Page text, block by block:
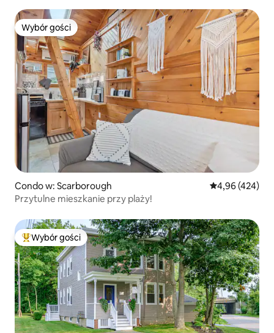
Wybór gości
Wybór gości
Condo w: Scarborough Średnia
4,96 (424)
Przytulne mieszkanie przy plaży!
Najpopularniejsze z kategorii Wybór gości
Wybór gości